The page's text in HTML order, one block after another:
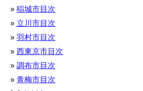
稲城市目次
立川市目次
羽村市目次
西東京市目次
調布市目次
青梅市目次